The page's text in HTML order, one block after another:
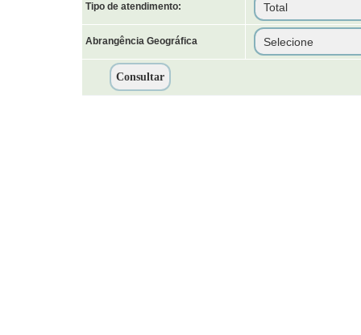
Tipo de atendimento:
Abrangência Geográfica